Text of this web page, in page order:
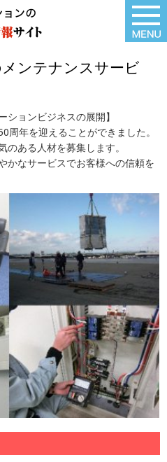
ンテナンスサービ
ションビジネスの展開】
周年を迎えることができました。
ある人材を募集します。
かなサービスでお客様への信頼を